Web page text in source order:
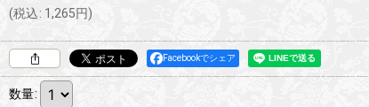
(税込: 1,265円)
Facebookでシェア
数量: